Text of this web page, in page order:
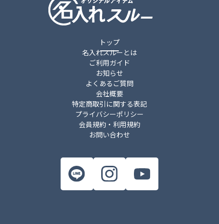
トップ
名入れスルーとは
ご利用ガイド
お知らせ
よくあるご質問
会社概要
特定商取引に関する表記
プライバシーポリシー
会員規約・利用規約
お問い合わせ